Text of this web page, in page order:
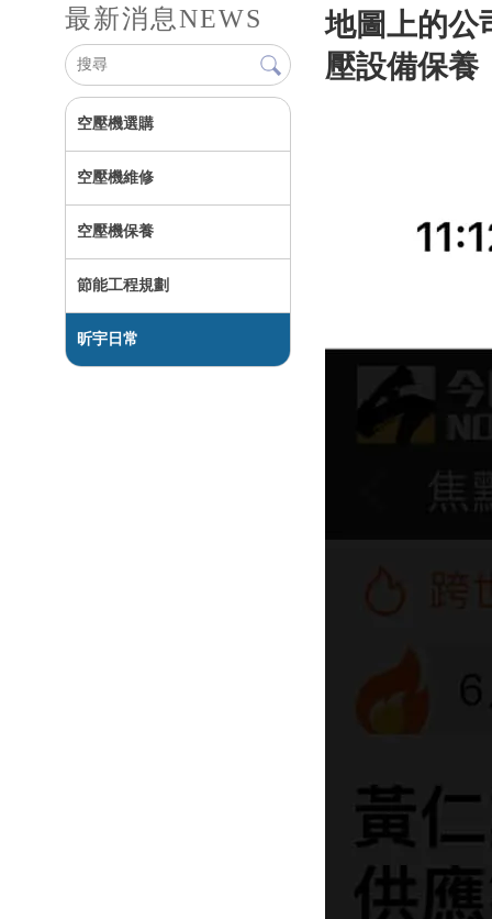
最新消息NEWS
空壓機選購
空壓機維修
空壓機保養
節能工程規劃
昕宇日常
地圖上的公
壓設備保養